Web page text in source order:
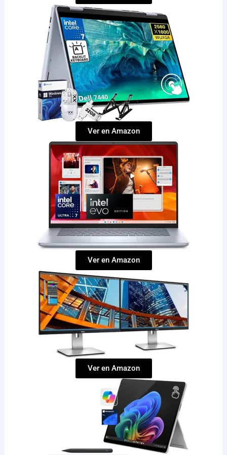
Ver en Amazon
Ver en Amazon
Ver en Amazon